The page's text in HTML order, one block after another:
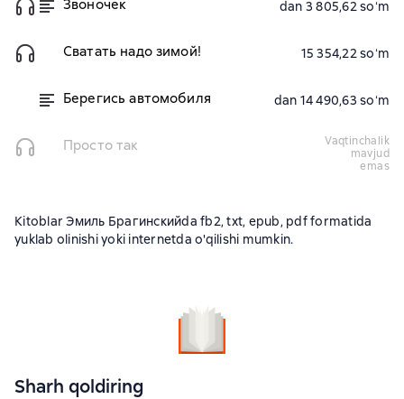
Звоночек dan 3 805,62 soʻm
Сватать надо зимой! 15 354,22 soʻm
Берегись автомобиля dan 14 490,63 soʻm
Просто так
vaqtinchalik
mavjud
emas
Kitoblar Эмиль Брагинскийda fb2, txt, epub, pdf formatida
yuklab olinishi yoki internetda o'qilishi mumkin.
Sharh qoldiring